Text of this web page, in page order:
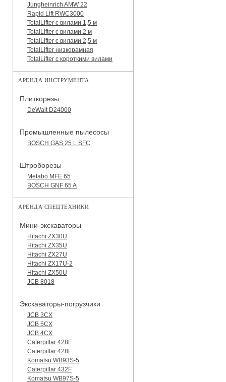
Jungheinrich AMW 22
Rapid Lift RWC3000
TotalLifter с вилами 1,5 м
TotalLifter с вилами 2 м
TotalLifter с вилами 2,5 м
TotalLifter низкорамная
TotalLifter с короткими вилами
АРЕНДА ИНСТРУМЕНТА
Плиткорезы
DeWalt D24000
Промышленные пылесосы
BOSCH GAS 25 L SFC
Штроборезы
Metabo MFE 65
BOSCH GNF 65 A
АРЕНДА СПЕЦТЕХНИКИ
Мини-экскаваторы
Hitachi ZX30U
Hitachi ZX35U
Hitachi ZX27U
Hitachi ZX17U-2
Hitachi ZX50U
JCB 8018
Экскаваторы-погрузчики
JCB 3CX
JCB 5CX
JCB 4CX
Caterpillar 428E
Caterpillar 428F
Komatsu WB93S-5
Caterpillar 432F
Komatsu WB97S-5